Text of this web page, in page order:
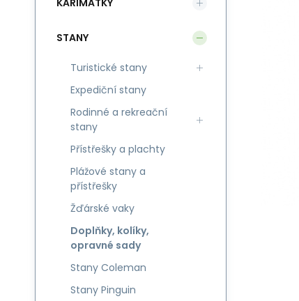
STANY
Turistické stany
Expediční stany
Rodinné a rekreační
stany
Přístřešky a plachty
Plážové stany a
přístřešky
Žďárské vaky
Doplňky, kolíky,
opravné sady
Stany Coleman
Stany Pinguin